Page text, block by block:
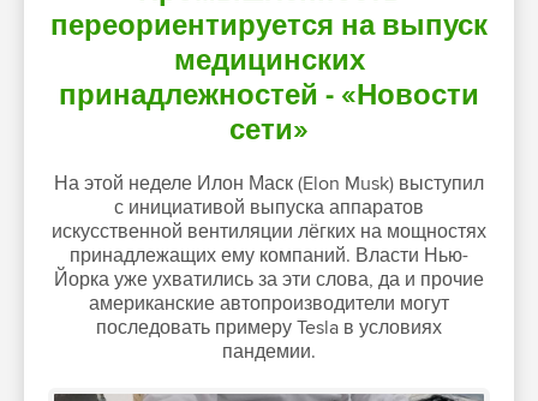
переориентируется на выпуск
медицинских
принадлежностей - «Новости
сети»
На этой неделе Илон Маск (Elon Musk) выступил
с инициативой выпуска аппаратов
искусственной вентиляции лёгких на мощностях
принадлежащих ему компаний. Власти Нью-
Йорка уже ухватились за эти слова, да и прочие
американские автопроизводители могут
последовать примеру Tesla в условиях
пандемии.